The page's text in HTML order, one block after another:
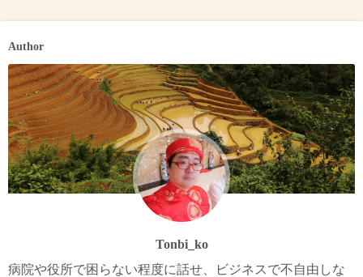
Author
Tonbi_ko
病院や役所で困らない程度に話せ、ビジネスで不自由しな